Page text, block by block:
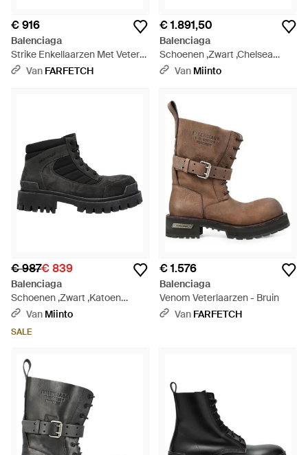
€ 916
Balenciaga
Strike Enkellaarzen Met Veters
- Zwart
Van FARFETCH
€ 1.891,50
Balenciaga
Schoenen ,Zwart ,Chelsea
Boots - Zwart
Van Miinto
€ 987€ 839
Balenciaga
Schoenen ,Zwart ,Katoen
Combat Strike Lage Laars -
Van Miinto
SALE
€ 1.576
Balenciaga
Venom Veterlaarzen - Bruin
Van FARFETCH